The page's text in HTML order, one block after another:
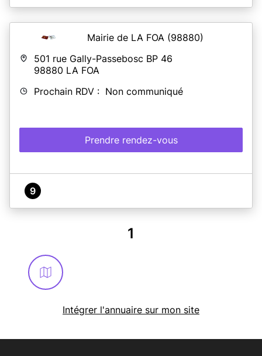
Mairie de LA FOA (98880)
501 rue Gally-Passebosc BP 46
98880 LA FOA
Prochain RDV : Non communiqué
Prendre rendez-vous
9
1
Intégrer l'annuaire sur mon site